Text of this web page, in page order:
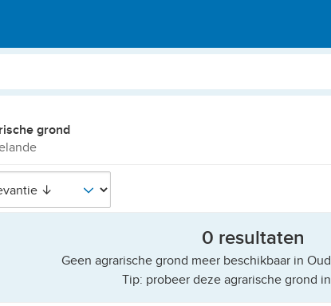
grond
0 resultaten
Geen agrarische grond meer beschikbaar in
Tip: probeer deze agrarische grond